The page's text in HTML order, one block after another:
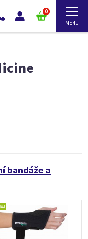
0
bandáže a